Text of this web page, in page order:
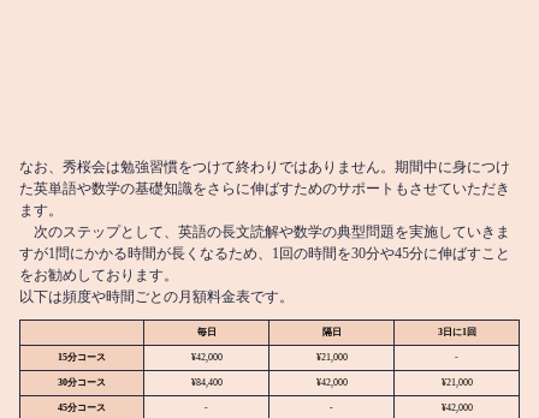
なお、秀桜会は勉強習慣をつけて終わりではありません。期間中に身につけ
た英単語や数学の基礎知識をさらに伸ばすためのサポートもさせていただき
ます。
次のステップとして、英語の長文読解や数学の典型問題を実施していきま
すが1問にかかる時間が長くなるため、1回の時間を30分や45分に伸ばすこと
をお勧めしております。
以下は頻度や時間ごとの月額料金表です。
毎日 隔日 3日に1回
15分コース ¥42,000 ¥21,000 -
30分コース ¥84,400 ¥42,000 ¥21,000
45分コース - - ¥42,000